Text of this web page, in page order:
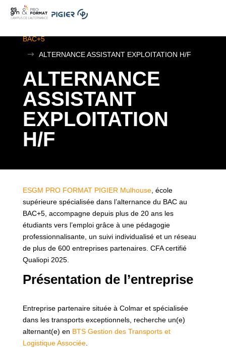
BAC+5
$
ALTERNANCE ASSISTANT EXPLOITATION H/F
ALTERNANCE
ASSISTANT
EXPLOITATION
H/F
ESGM PRO FORMAT PIGIER Mulhouse, école
supérieure spécialisée dans l’alternance du BAC au
BAC+5, accompagne depuis plus de 20 ans les
étudiants vers l’emploi grâce à une pédagogie
professionnalisante, un suivi individualisé et un réseau
de plus de 600 entreprises partenaires. CFA certifié
Qualiopi 2025.
Présentation de l’entreprise
Entreprise partenaire située à Colmar et spécialisée
dans les transports exceptionnels, recherche un(e)
alternant(e) en BTS Gestion des Transports et
Logistique Associée.